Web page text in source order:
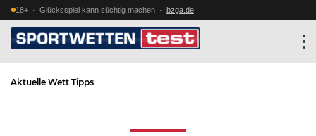
18+ · Glücksspiel kann süchtig machen · bzga.de
Aktuelle Wett Tipps